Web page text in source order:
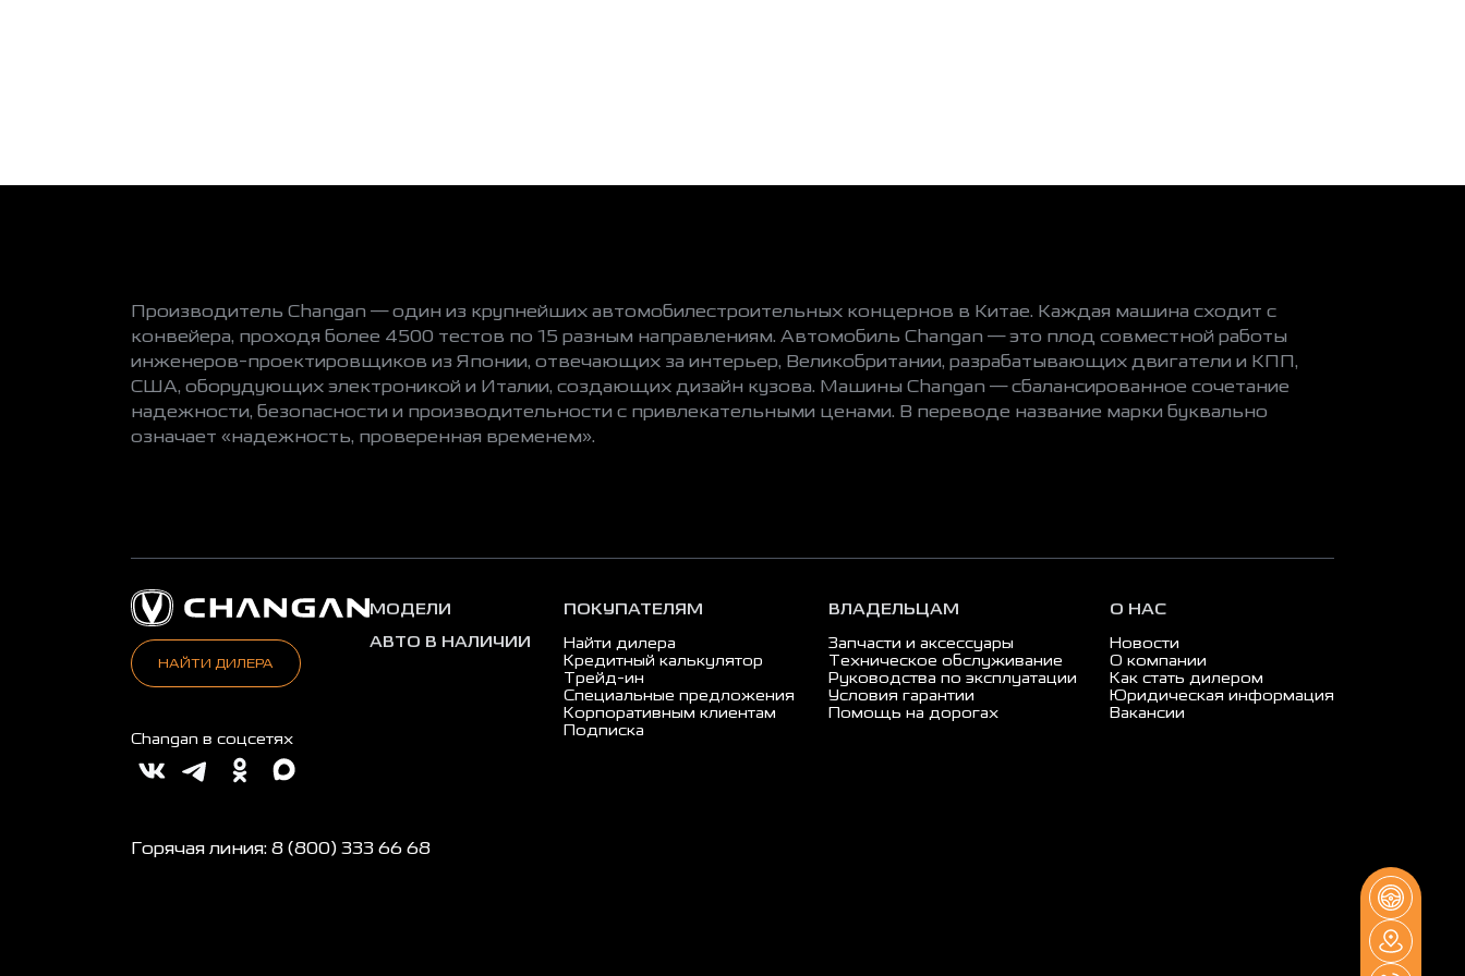
Производитель Changan — один из крупнейших автомобилестроительных концернов в Китае. Каждая машина сходит с
конвейера, проходя более 4500 тестов по 15 разным направлениям. Автомобиль Changan — это плод совместной работы
инженеров-проектировщиков из Японии, отвечающих за интерьер, Великобритании, разрабатывающих двигатели и КПП,
США, оборудующих электроникой и Италии, создающих дизайн кузова. Машины Changan — сбалансированное сочетание
надежности, безопасности и производительности с привлекательными ценами. В переводе название марки буквально
означает «надежность, проверенная временем».
НАЙТИ ДИЛЕРА
Changan в соцсетях
МОДЕЛИ
АВТО В НАЛИЧИИ
ПОКУПАТЕЛЯМ
Найти дилера
Кредитный калькулятор
Трейд-ин
Специальные предложения
Корпоративным клиентам
Подписка
ВЛАДЕЛЬЦАМ
Запчасти и аксессуары
Техническое обслуживание
Руководства по эксплуатации
Условия гарантии
Помощь на дорогах
О НАС
Новости
О компании
Как стать дилером
Юридическая информация
Вакансии
Горячая линия: 8 (800) 333 66 68